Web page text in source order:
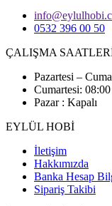
0532 396 00 50
ÇALIŞMA
Pazartesi –
Cumartesi:
Pazar : Kapalı
EYLÜL HOBİ
İletişim
Hakkımızda
Banka Hesap
Sipariş Takibi